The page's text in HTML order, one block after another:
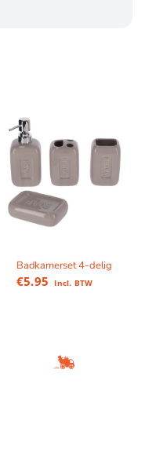
Badkamerset 4-delig
€5.95 Incl. BTW